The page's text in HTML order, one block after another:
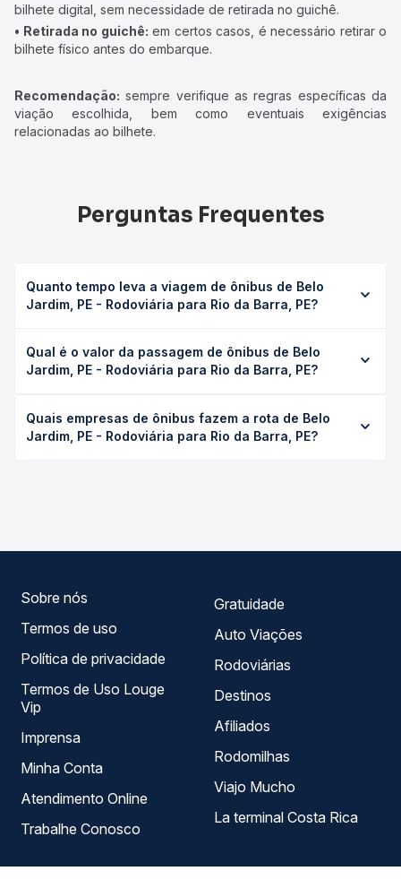
bilhete digital, sem necessidade de retirada no guichê.
• Retirada no guichê: em certos casos, é necessário retirar o
bilhete físico antes do embarque.
Recomendação: sempre verifique as regras específicas da
viação escolhida, bem como eventuais exigências
relacionadas ao bilhete.
Perguntas Frequentes
Quanto tempo leva a viagem de ônibus de Belo
Jardim, PE - Rodoviária para Rio da Barra, PE?
Rio da Barra, PE leva em média 2h 32min, podendo variar
conforme a viação, o tipo de serviço (convencional,
duração exata de cada opção na data desejada.
Qual é o valor da passagem de ônibus de Belo
Jardim, PE - Rodoviária para Rio da Barra, PE?
Rodoviária para Rio da Barra, PE custa em média R$ 71,56
e varia conforme a data da viagem, a empresa, o tipo de
Quais empresas de ônibus fazem a rota de Belo
Jardim, PE - Rodoviária para Rio da Barra, PE?
Sobre nós
Termos de uso
Política de privacidade
Termos de Uso Louge
Vip
Imprensa
Minha Conta
Atendimento Online
Trabalhe Conosco
Gratuidade
Auto Viações
Rodoviárias
Destinos
Afiliados
Rodomilhas
Viajo Mucho
La terminal Costa Rica